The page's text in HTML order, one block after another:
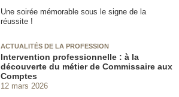
Une soirée mémorable sous le signe de la
réussite !
ACTUALITÉS DE LA PROFESSION
Intervention professionnelle : à la
découverte du métier de Commissaire aux
Comptes
12 mars 2026